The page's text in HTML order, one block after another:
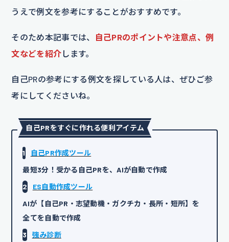
うえで例文を参考にすることがおすすめです。
そのため本記事では、
自己PRのポイントや注意点、例
文などを紹介 します。
自己PRの参考にする例文を探している人は、ぜひご参
考にしてくださいね。
自己PRをすぐに作れる便利アイテム
1
自己PR作成ツール
最短3分！受かる自己PRを、AIが自動で作成
2
ES自動作成ツール
AIが【自己PR・志望動機・ガクチカ・長所・短所】を
全てを自動で作成
3
強み診断